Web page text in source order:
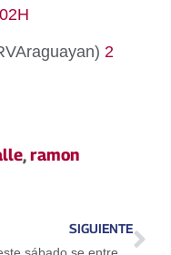
2
,ramon
SIGUIENTE